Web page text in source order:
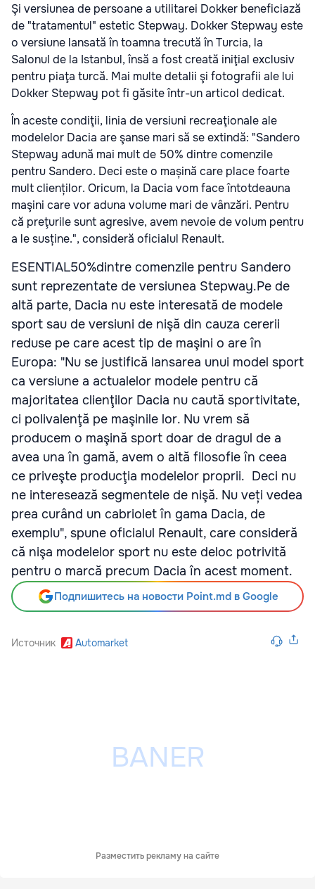
Şi versiunea de persoane a utilitarei Dokker beneficiază
de "tratamentul" estetic Stepway. Dokker Stepway este
o versiune lansată în toamna trecută în Turcia, la
Salonul de la Istanbul, însă a fost creată iniţial exclusiv
pentru piaţa turcă. Mai multe detalii şi fotografii ale lui
Dokker Stepway pot fi găsite într-un articol dedicat.
În aceste condiţii, linia de versiuni recreaţionale ale
modelelor Dacia are şanse mari să se extindă: "Sandero
Stepway adună mai mult de 50% dintre comenzile
pentru Sandero. Deci este o mașină care place foarte
mult clienților. Oricum, la Dacia vom face întotdeauna
maşini care vor aduna volume mari de vânzări. Pentru
că preţurile sunt agresive, avem nevoie de volum pentru
a le susține.", consideră oficialul Renault.
ESENTIAL50%dintre comenzile pentru Sandero
sunt reprezentate de versiunea Stepway.Pe de
altă parte, Dacia nu este interesată de modele
sport sau de versiuni de nişă din cauza cererii
reduse pe care acest tip de maşini o are în
Europa: "Nu se justifică lansarea unui model sport
ca versiune a actualelor modele pentru că
majoritatea clienţilor Dacia nu caută sportivitate,
ci polivalenţă pe maşinile lor. Nu vrem să
producem o maşină sport doar de dragul de a
avea una în gamă, avem o altă filosofie în ceea
ce priveşte producţia modelelor proprii. Deci nu
ne interesează segmentele de nişă. Nu veți vedea
prea curând un cabriolet în gama Dacia, de
exemplu", spune oficialul Renault, care consideră
că nişa modelelor sport nu este deloc potrivită
pentru o marcă precum Dacia în acest moment.
Подпишитесь на новости Point.md в Google
Источник Automarket
Разместить рекламу на сайте